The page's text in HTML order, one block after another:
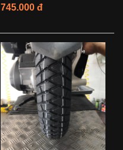
745.000 đ